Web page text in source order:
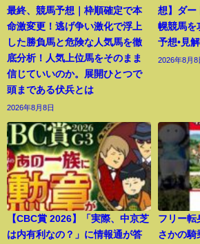
最終、競馬予想｜枠順確定で本
命激変更！逃げ争い激化で浮上
した勝負馬と危険な人気馬を徹
底分析！人気上位馬をそのまま
信じていいのか。展開ひとつで
頭まである伏兵とは
2026年8月8日
想】ダー
幌競馬を
予想•見
2026年8月8
【CBC賞 2026】「実際、中京芝
は内有利なの？」に情報通が答
フリー転
さかの